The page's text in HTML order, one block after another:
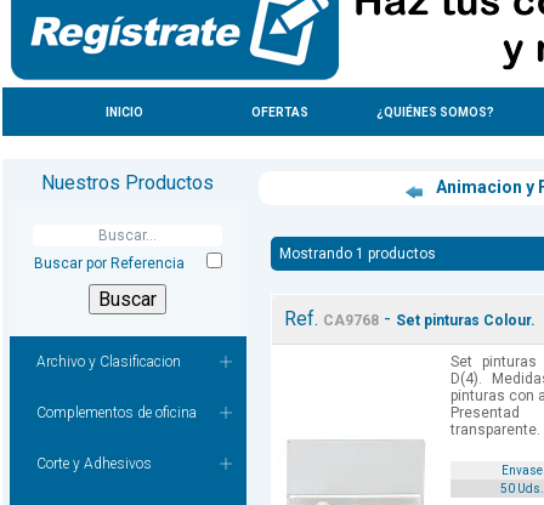
INICIO OFERTAS ¿QUIÉNES SOMOS?
Nuestros Productos
Buscar por Referencia
Archivo y Clasificacion
Complementos de oficina
Corte y Adhesivos
Animacion y
Mostrando 1 productos
Ref. CA9768- Set pinturas Colour.
Set pinturas
D(4).
pinturas con
transparente.
Envase
50 Uds.